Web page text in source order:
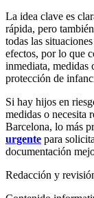
La idea clave es
rápida, pero
todas las
efectos, por lo que
inmediata, medidas
protección de
Si hay hijos en
medidas o necesita
Barcelona, lo más
urgente para
documentación
Redacción y